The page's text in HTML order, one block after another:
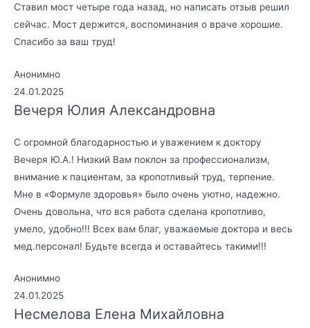
Ставил мост четыре года назад, но написать отзыв решил
сейчас. Мост держится, воспоминания о враче хорошие.
Спасибо за ваш труд!
Анонимно
24.01.2025
Вечеря Юлия Александровна
С огромной благодарностью и уважением к доктору
Вечеря Ю.А.! Низкий Вам поклон за профессионализм,
внимание к пациентам, за кропотливый труд, терпение.
Мне в «Формуле здоровья» было очень уютно, надежно.
Очень довольна, что вся работа сделана кропотливо,
умело, удобно!!! Всех вам благ, уважаемые доктора и весь
мед.персонал! Будьте всегда и оставайтесь такими!!!
Анонимно
24.01.2025
Несмелова Елена Михайловна